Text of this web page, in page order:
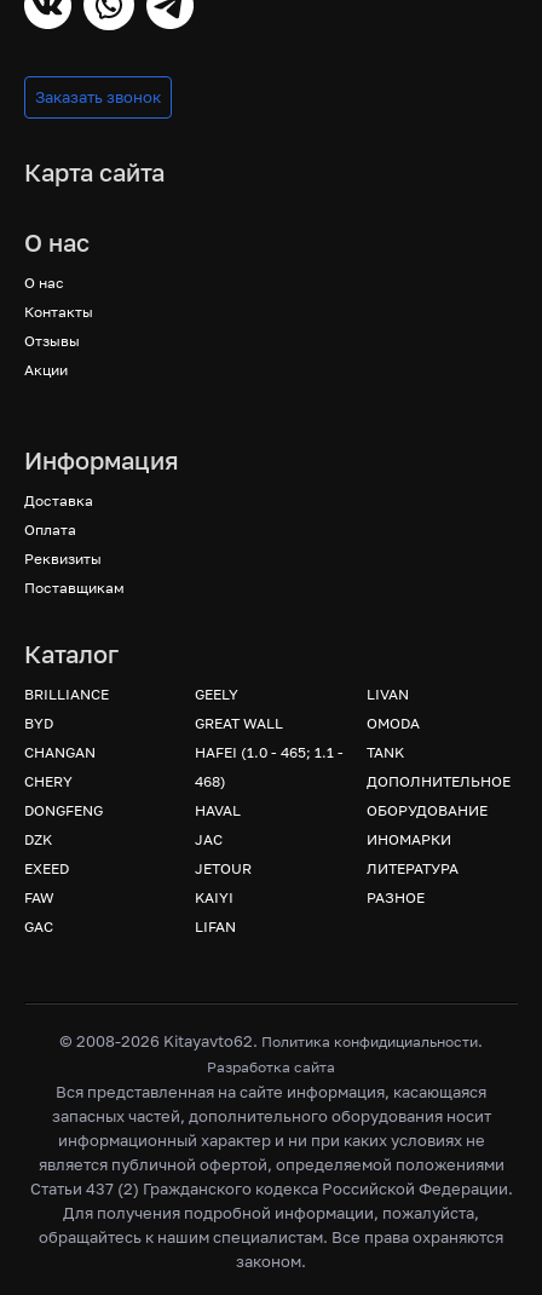
Заказать звонок
Карта сайта
О нас
О нас
Контакты
Отзывы
Акции
Информация
Доставка
Оплата
Реквизиты
Поставщикам
Каталог
BRILLIANCE
BYD
CHANGAN
CHERY
DONGFENG
DZK
EXEED
FAW
GAC
GEELY
GREAT WALL
HAFEI (1.0 - 465; 1.1 -
468)
HAVAL
JAC
JETOUR
KAIYI
LIFAN
LIVAN
OMODA
TANK
ДОПОЛНИТЕЛЬНОЕ
ОБОРУДОВАНИЕ
ИНОМАРКИ
ЛИТЕРАТУРА
РАЗНОЕ
© 2008-2026 Kitayavto62. Политика конфидициальности.
Разработка сайта
Вся представленная на сайте информация, касающаяся
запасных частей, дополнительного оборудования носит
информационный характер и ни при каких условиях не
является публичной офертой, определяемой положениями
Статьи 437 (2) Гражданского кодекса Российской Федерации.
Для получения подробной информации, пожалуйста,
обращайтесь к нашим специалистам. Все права охраняются
законом.